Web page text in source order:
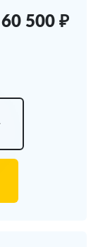
60 500 ₽